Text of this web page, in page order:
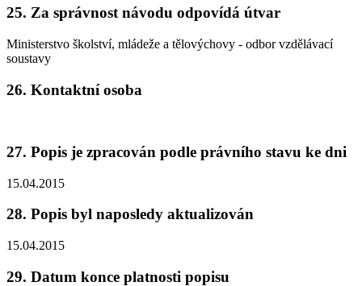
25. Za správnost návodu odpovídá útvar
Ministerstvo školství, mládeže a tělovýchovy - odbor vzdělávací
soustavy
26. Kontaktní osoba
27. Popis je zpracován podle právního stavu ke dni
15.04.2015
28. Popis byl naposledy aktualizován
15.04.2015
29. Datum konce platnosti popisu